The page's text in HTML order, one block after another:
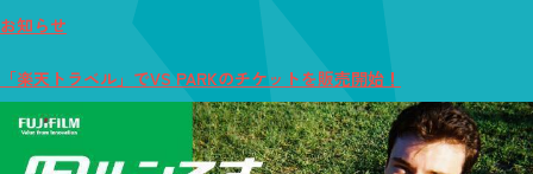
お知らせ
「楽天トラベル」でVS PARKのチケットを販売開始！